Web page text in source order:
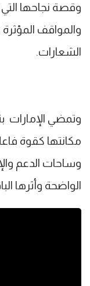
وقصة نجاحها التي
والمواقف
الشعارات.
وتمضي الإمارات
مكانتها كقوة
وساحات الدعم
الواضحة وأثرها